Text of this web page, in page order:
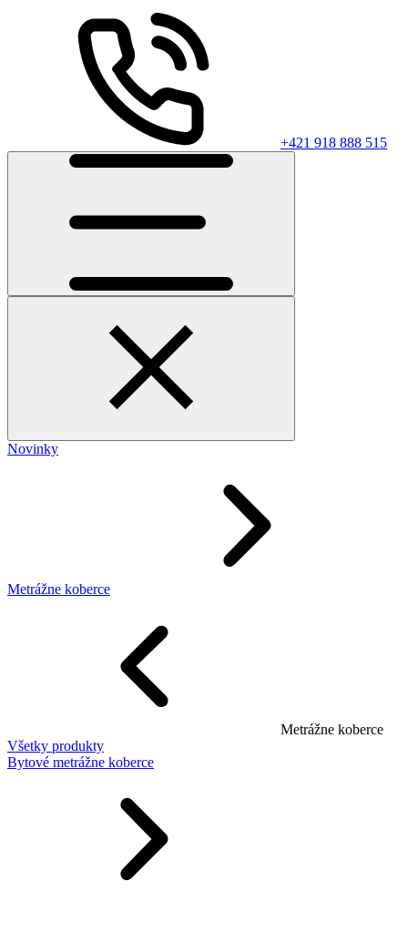
+421 918 888 515
Novinky
Metrážne koberce
Metrážne koberce
Všetky produkty
Bytové metrážne koberce